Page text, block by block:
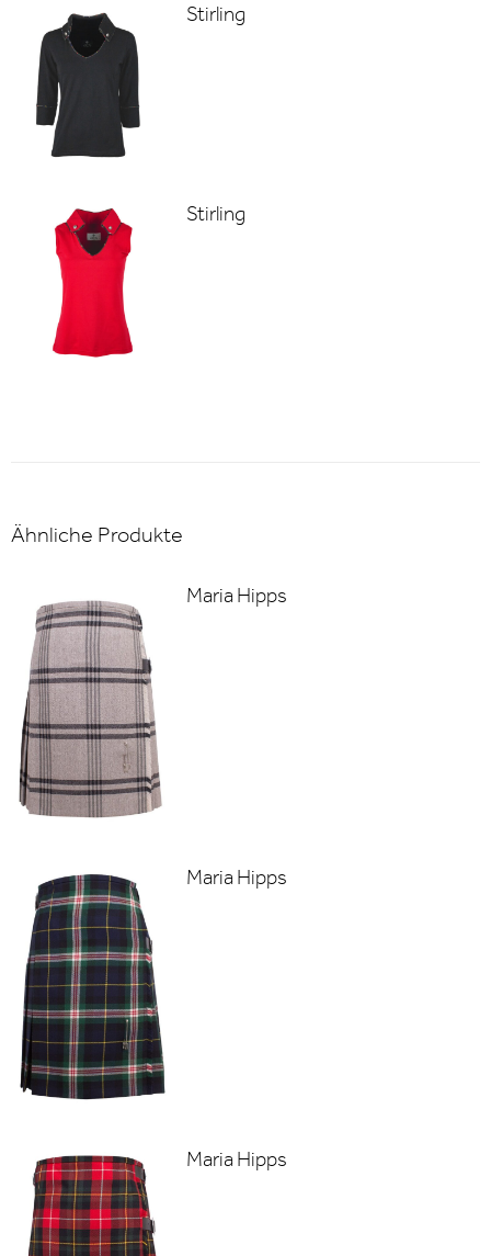
Stirling
Stirling
Ähnliche Produkte
Maria Hipps
Maria Hipps
Maria Hipps